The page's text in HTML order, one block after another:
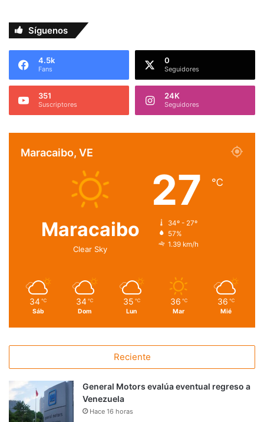
Síguenos
4.5k
Fans
0
Seguidores
351
Suscriptores
24K
Seguidores
Maracaibo, VE
Maracaibo
Clear Sky
27 ℃
34º - 27º
57%
1.39 km/h
34 ℃
Sáb
34 ℃
Dom
35 ℃
Lun
36 ℃
Mar
36 ℃
Mié
Reciente
General Motors evalúa eventual regreso a
Venezuela
Hace 16 horas